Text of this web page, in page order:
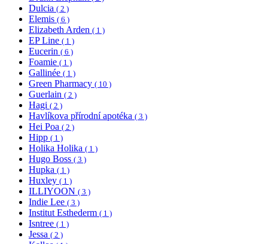
Dulcia ( 2 )
Elemis ( 6 )
Elizabeth Arden ( 1 )
EP Line ( 1 )
Eucerin ( 6 )
Foamie ( 1 )
Gallinée ( 1 )
Green Pharmacy ( 10 )
Guerlain ( 2 )
Hagi ( 2 )
Havlíkova přírodní apotéka ( 3 )
Hei Poa ( 2 )
Hipp ( 1 )
Holika Holika ( 1 )
Hugo Boss ( 3 )
Hupka ( 1 )
Huxley ( 1 )
ILLIYOON ( 3 )
Indie Lee ( 3 )
Institut Esthederm ( 1 )
Isntree ( 1 )
Jessa ( 2 )